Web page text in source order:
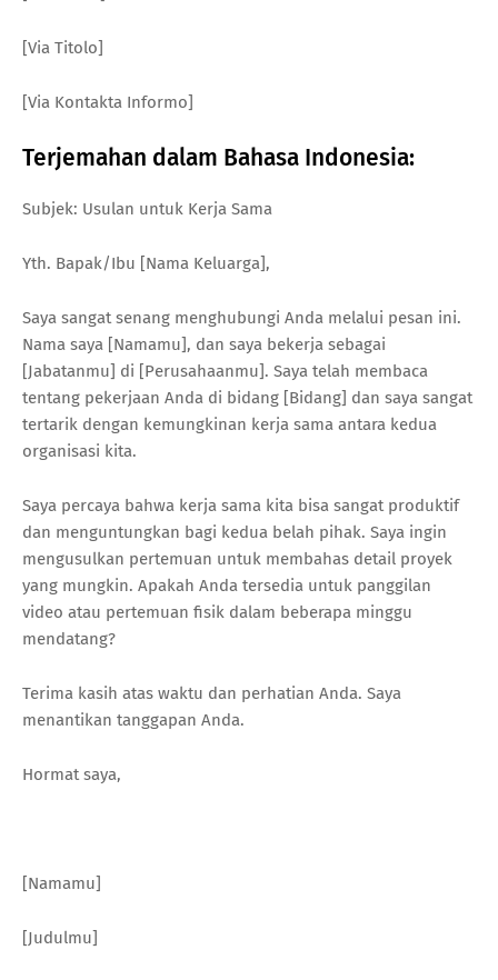
[Via Titolo]
[Via Kontakta Informo]
Terjemahan dalam Bahasa Indonesia:
Subjek: Usulan untuk Kerja Sama
Yth. Bapak/Ibu [Nama Keluarga],
Saya sangat senang menghubungi Anda melalui pesan ini.
Nama saya [Namamu], dan saya bekerja sebagai
[Jabatanmu] di [Perusahaanmu]. Saya telah membaca
tentang pekerjaan Anda di bidang [Bidang] dan saya sangat
tertarik dengan kemungkinan kerja sama antara kedua
organisasi kita.
Saya percaya bahwa kerja sama kita bisa sangat produktif
dan menguntungkan bagi kedua belah pihak. Saya ingin
mengusulkan pertemuan untuk membahas detail proyek
yang mungkin. Apakah Anda tersedia untuk panggilan
video atau pertemuan fisik dalam beberapa minggu
mendatang?
Terima kasih atas waktu dan perhatian Anda. Saya
menantikan tanggapan Anda.
Hormat saya,
[Namamu]
[Judulmu]